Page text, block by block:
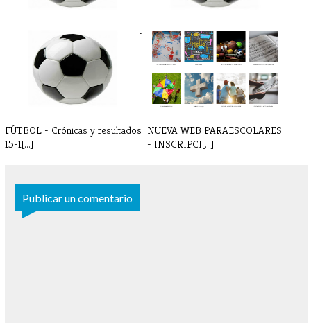
FÚTBOL - Partidos y horarios 7-
FÚTBOL - Partidos y horarios
22-23 [...]
FÚTBOL - Crónicas y resultados
15-1[...]
NUEVA WEB PARAESCOLARES
- INSCRIPCI[...]
Publicar un comentario